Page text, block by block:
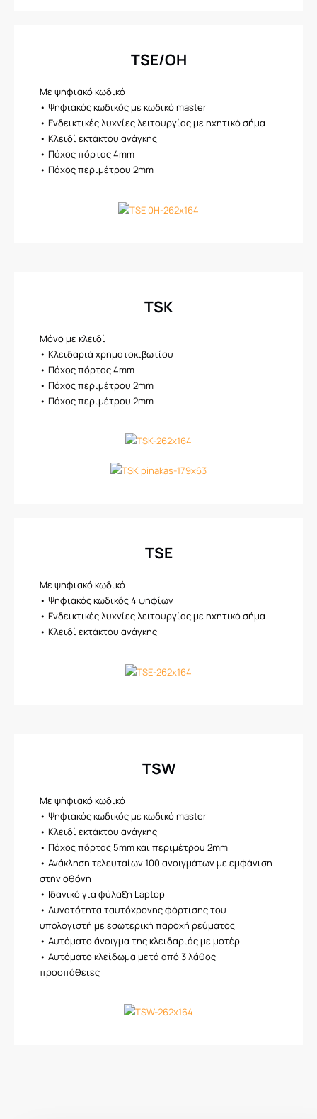
TSE/OH
Με ψηφιακό κωδικό
• Ψηφιακός κωδικός με κωδικό master
• Ενδεικτικές λυχνίες λειτουργίας με ηχητικό σήμα
• Κλειδί εκτάκτου ανάγκης
• Πάχος πόρτας 4mm
• Πάχος περιμέτρου 2mm
TSK
Μόνο με κλειδί
• Κλειδαριά χρηματοκιβωτίου
• Πάχος πόρτας 4mm
• Πάχος περιμέτρου 2mm
• Πάχος περιμέτρου 2mm
TSE
Με ψηφιακό κωδικό
• Ψηφιακός κωδικός 4 ψηφίων
• Ενδεικτικές λυχνίες λειτουργίας με ηχητικό σήμα
• Κλειδί εκτάκτου ανάγκης​
TSW
Με ψηφιακό κωδικό
• Ψηφιακός κωδικός με κωδικό master
• Κλειδί εκτάκτου ανάγκης
• Πάχος πόρτας 5mm και περιμέτρου 2mm
• Ανάκληση τελευταίων 100 ανοιγμάτων με εμφάνιση
στην οθόνη
• Ιδανικό για φύλαξη Laptop
• Δυνατότητα ταυτόχρονης φόρτισης του
υπολογιστή με εσωτερική παροχή ρεύματος
• Αυτόματο άνοιγμα της κλειδαριάς με μοτέρ
• Αυτόματο κλείδωμα μετά από 3 λάθος
προσπάθειες